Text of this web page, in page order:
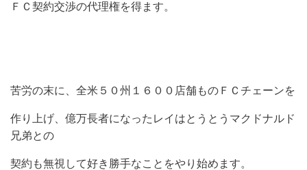
ＦＣ契約交渉の代理権を得ます。
苦労の末に、全米５０州１６００店舗ものＦＣチェーンを
作り上げ、億万長者になったレイはとうとうマクドナルド
兄弟との
契約も無視して好き勝手なことをやり始めます。